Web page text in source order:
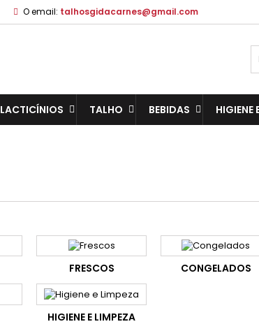
O email: talhosgidacarnes@gmail.com
LACTICÍNIOS TALHO BEBIDAS HIGIENE
FRESCOS CONGELADOS
HIGIENE E LIMPEZA